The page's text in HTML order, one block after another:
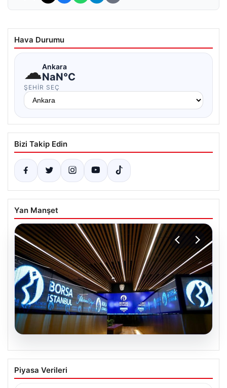
Hava Durumu
☁Ankara
NaN°C
ŞEHIR SEÇ
Bizi Takip Edin
Yan Manşet
05.08.2026
Yatırım araçlarının haftalık performansı
nasıl oldu?
Piyasa Verileri